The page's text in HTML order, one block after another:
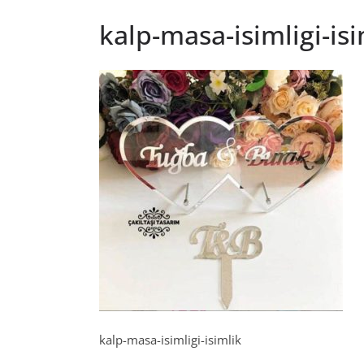
kalp-masa-isimligi-
kalp-masa-isimligi-isimlik